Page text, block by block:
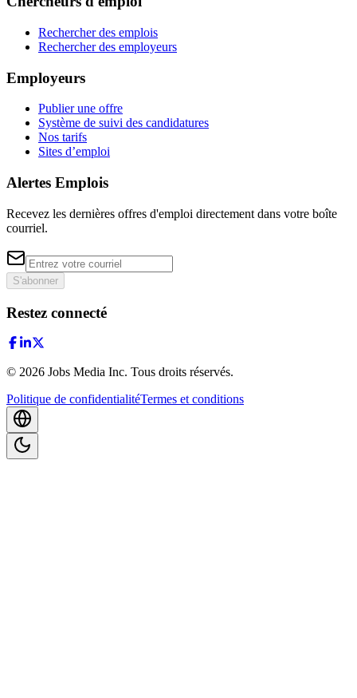
Rechercher des emplois
Rechercher des employeurs
Employeurs
Publier une offre
Système de suivi des candidatures
Nos tarifs
Sites d’emploi
Alertes Emplois
Recevez les dernières offres d'emploi directement dans votre boîte
courriel.
S'abonner
Restez connecté
© 2026 Jobs Media Inc. Tous droits réservés.
Politique de confidentialitéTermes et conditions